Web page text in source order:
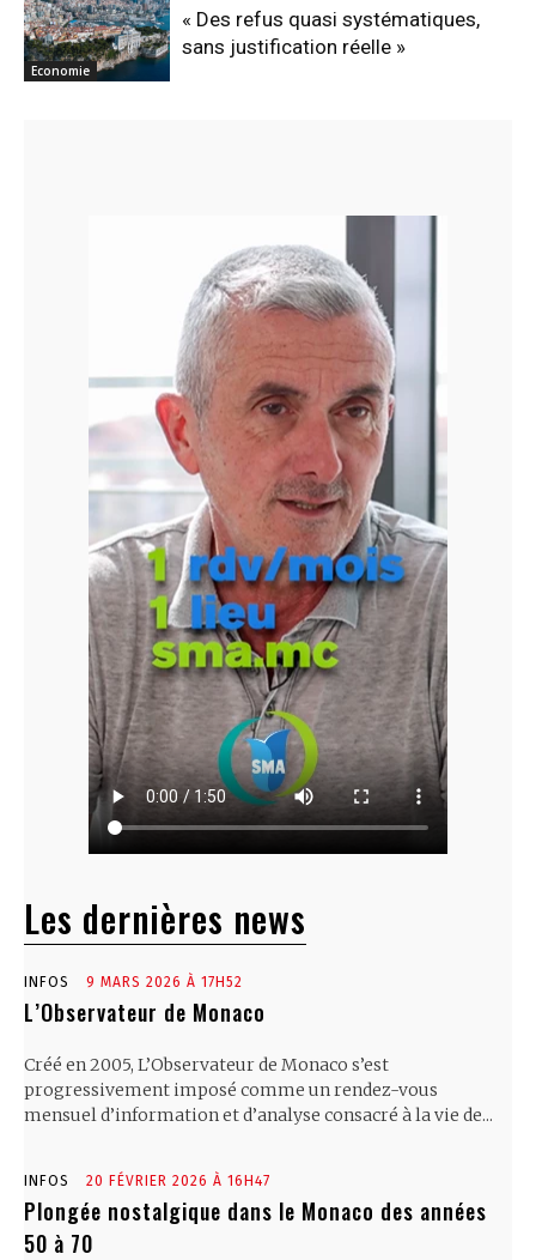
Economie
« Des refus quasi systématiques,
sans justification réelle »
Les dernières news
INFOS 9 MARS 2026 À 17H52
L’Observateur de Monaco
Créé en 2005, L’Observateur de Monaco s’est
progressivement imposé comme un rendez-vous
mensuel d’information et d’analyse consacré à la vie de...
INFOS 20 FÉVRIER 2026 À 16H47
Plongée nostalgique dans le Monaco des années
50 à 70